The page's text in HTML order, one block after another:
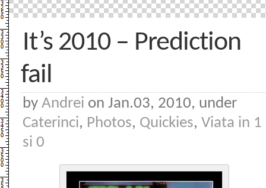
It’s 2010 – Prediction
fail
by Andrei on Jan.03, 2010, under
Caterinci, Photos, Quickies, Viata in 1
si 0